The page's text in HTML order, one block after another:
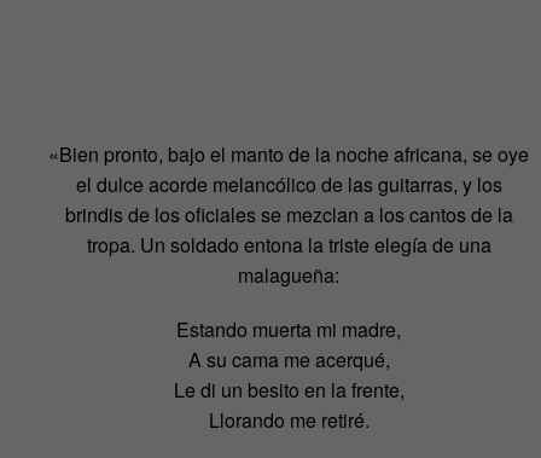
«Bien pronto, bajo el manto de la noche africana, se oye
el dulce acorde melancólico de las guitarras, y los
brindis de los oficiales se mezclan a los cantos de la
tropa. Un soldado entona la triste elegía de una
malagueña:
Estando muerta mi madre,
A su cama me acerqué,
Le di un besito en la frente,
Llorando me retiré.